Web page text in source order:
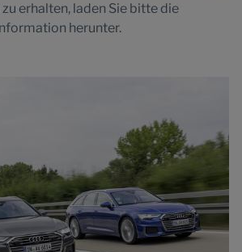
erhalten, laden Sie bitte die
herunter.